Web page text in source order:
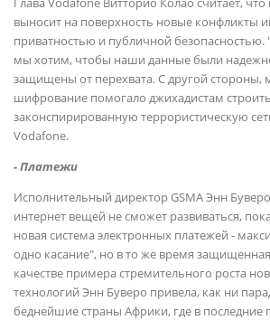
выносит на поверхность новые конфликты
приватностью и публичной безопасностью.
мы хотим, чтобы наши данные были
защищены от перехвата. С другой стороны,
шифрование помогало джихадистам строить
законспирированную террористическую
Vodafone.
- Платежи
Исполнительный директор GSMA Энн
интернет вещей не сможет развиваться,
новая система электронных платежей -
одно касание", но в то же время
качестве примера стремительного роста
технологий Энн Буверо привела, как ни
беднейшие страны Африки, где в последние